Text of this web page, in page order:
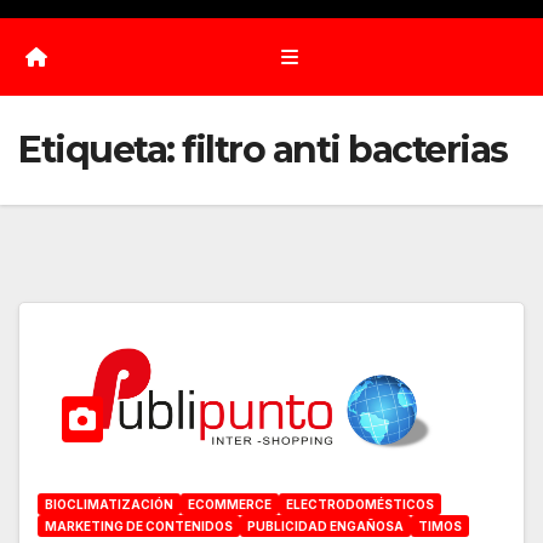
Etiqueta:filtro anti bacterias
BIOCLIMATIZACIÓN ECOMMERCE
ELECTRODOMÉSTICOS
MARKETING DE CONTENIDOS
PUBLICIDAD ENGAÑOSA TIMOS